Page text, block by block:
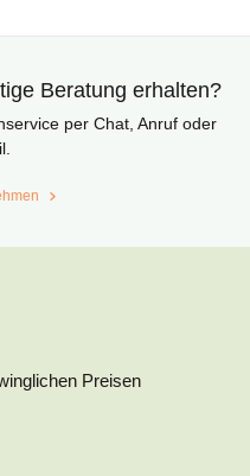
Beratung erhalten?
per Chat, Anruf oder
Preisen